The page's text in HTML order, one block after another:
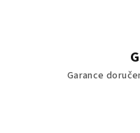
Garance